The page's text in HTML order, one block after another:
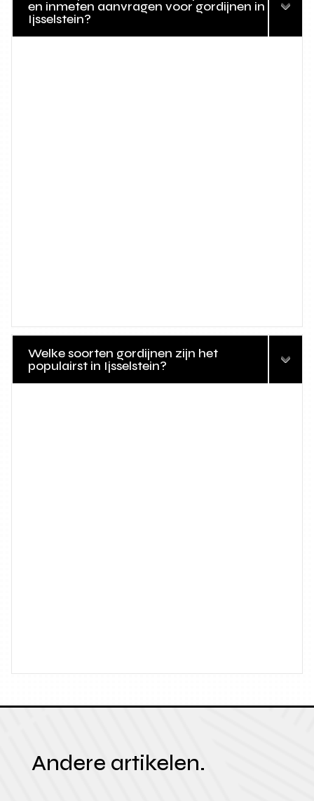
en inmeten aanvragen voor gordijnen in
Ijsselstein?
Welke soorten gordijnen zijn het
populairst in Ijsselstein?
Andere artikelen.